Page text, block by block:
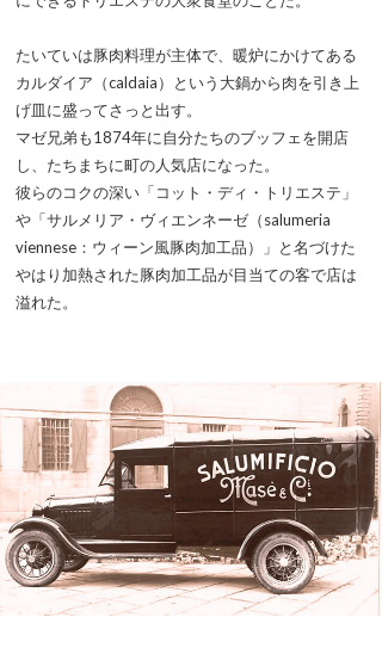
たいていは豚肉料理が主体で、暖炉にかけてある
カルダイア（caldaia）という大鍋から肉を引き上
げ皿に盛ってさっと出す。
マゼ兄弟も1874年に自分たちのブッフェを開店
し、たちまちに町の人気店になった。
彼らのコクの深い「コット・ディ・トリエステ」
や「サルメリア・ヴィエンネーゼ（salumeria
viennese：ウィーン風豚肉加工品）」と名づけた
やはり加熱された豚肉加工品が目当ての客で店は
溢れた。